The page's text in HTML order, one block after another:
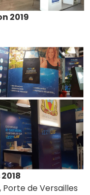
2019
Porte de Versailles